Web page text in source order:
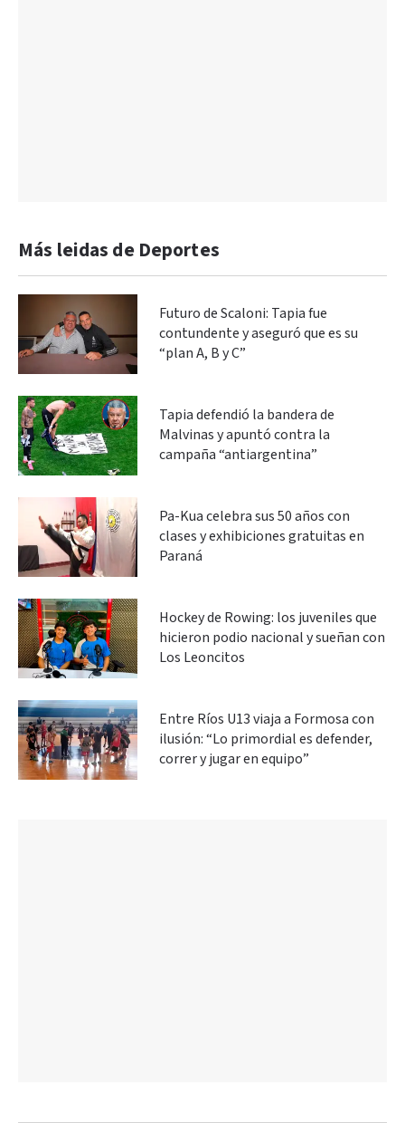
Más leidas de Deportes
Futuro de Scaloni: Tapia fue
contundente y aseguró que es su
“plan A, B y C”
Tapia defendió la bandera de
Malvinas y apuntó contra la
campaña “antiargentina”
Pa-Kua celebra sus 50 años con
clases y exhibiciones gratuitas en
Paraná
Hockey de Rowing: los juveniles que
hicieron podio nacional y sueñan con
Los Leoncitos
Entre Ríos U13 viaja a Formosa con
ilusión: “Lo primordial es defender,
correr y jugar en equipo”